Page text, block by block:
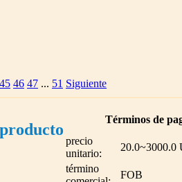
45 46 47 ... 51 Siguiente
Términos de
precio
unitario:
20.0~3000.0
término
FOB